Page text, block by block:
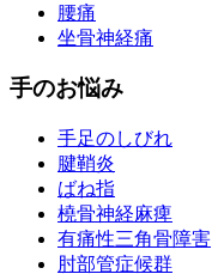
腰痛
坐骨神経痛
手のお悩み
手足のしびれ
腱鞘炎
ばね指
橈骨神経麻痺
有痛性三角骨障害
肘部管症候群